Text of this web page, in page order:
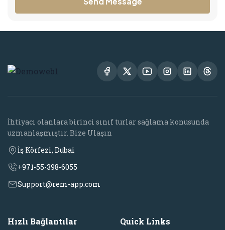
İhtiyacı olanlara birinci sınıf turlar sağlama konusunda
uzmanlaşmıştır. Bize Ulaşın
İş Körfezi, Dubai
+971-55-398-6055
Support@rem-app.com
Hızlı Bağlantılar Quick Links